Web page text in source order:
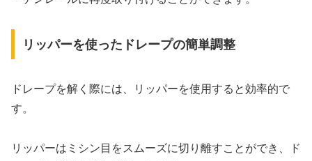
リッパーを使ったドレープの簡単調整
ドレープを解く際には、リッパーを使用すると効率的で
す。
リッパーはミシン目をスムーズに切り離すことができ、ド